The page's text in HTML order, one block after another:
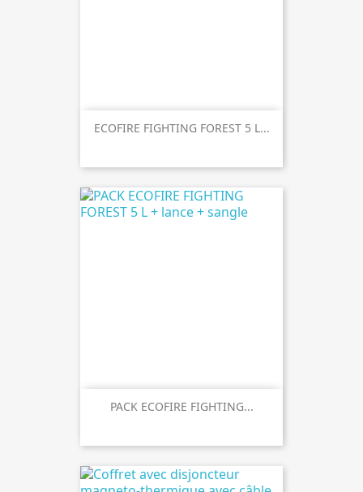
ECOFIRE FIGHTING FOREST 5 L...
PACK ECOFIRE FIGHTING...